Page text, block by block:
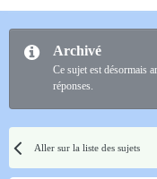
Archivé
Ce sujet est désormais
réponses.
Aller sur la liste des sujets